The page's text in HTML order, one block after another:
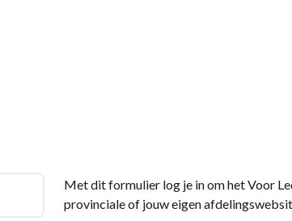
Met dit formulier log je in om het Voor
provinciale of jouw eigen